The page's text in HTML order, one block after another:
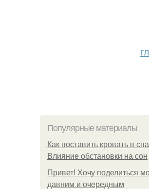
Популярные материалы
Как поставить кровать в
Влияние обстановки на сон
Привет! Хочу поделиться
давним и очередным